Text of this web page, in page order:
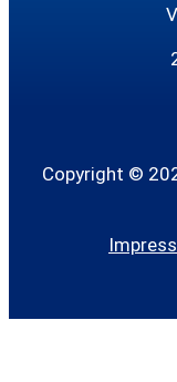
Copyright ©